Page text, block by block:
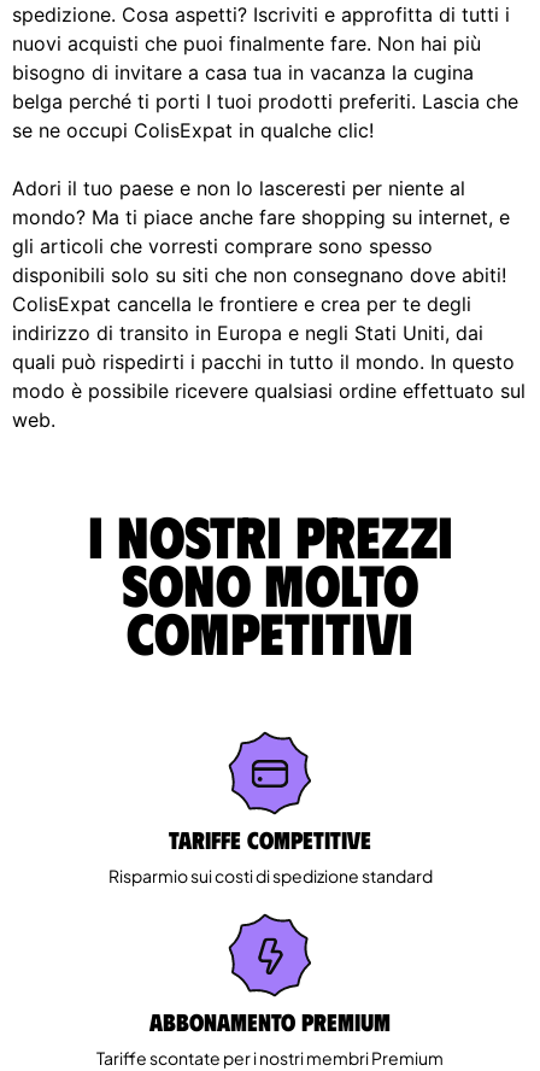
spedizione. Cosa aspetti? Iscriviti e approfitta di tutti i
nuovi acquisti che puoi finalmente fare. Non hai più
bisogno di invitare a casa tua in vacanza la cugina
belga perché ti porti I tuoi prodotti preferiti. Lascia che
se ne occupi ColisExpat in qualche clic!
Adori il tuo paese e non lo lasceresti per niente al
mondo? Ma ti piace anche fare shopping su internet, e
gli articoli che vorresti comprare sono spesso
disponibili solo su siti che non consegnano dove abiti!
ColisExpat cancella le frontiere e crea per te degli
indirizzo di transito in Europa e negli Stati Uniti, dai
quali può rispedirti i pacchi in tutto il mondo. In questo
modo è possibile ricevere qualsiasi ordine effettuato sul
web.
I nostri prezzi
sono molto
competitivi
Tariffe competitive
Risparmio sui costi di spedizione standard
Abbonamento Premium
Tariffe scontate per i nostri membri Premium